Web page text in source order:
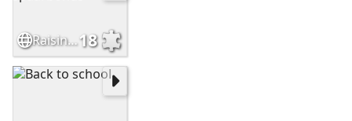
Raisin spaarbonus18